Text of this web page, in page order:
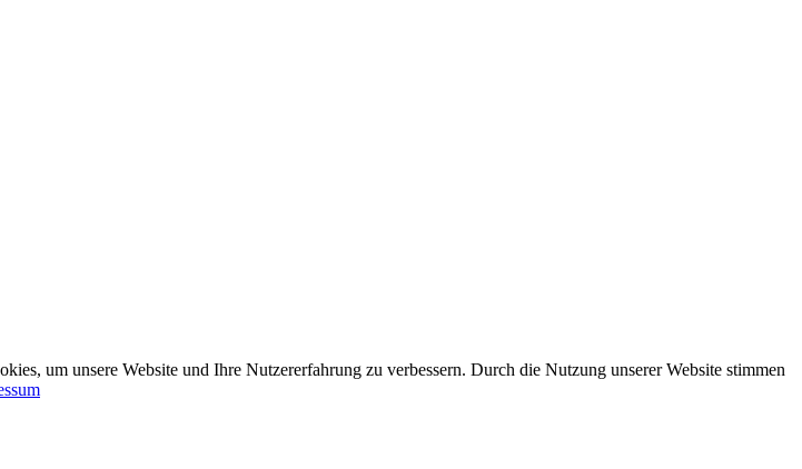
um unsere Website und Ihre Nutzererfahrung zu verbessern. Durch die Nutzung unserer Website stimmen